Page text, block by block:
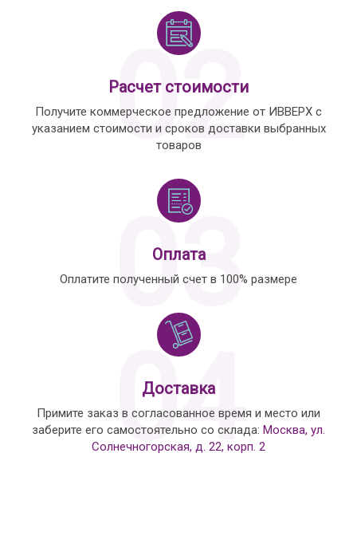
02
Расчет стоимости
Получите коммерческое предложение от ИВВЕРХ с
указанием стоимости и сроков доставки выбранных
товаров
03
Оплата
Оплатите полученный счет в 100% размере
04
Доставка
Примите заказ в согласованное время и место или
заберите его самостоятельно со склада: Москва, ул.
Солнечногорская, д. 22, корп. 2